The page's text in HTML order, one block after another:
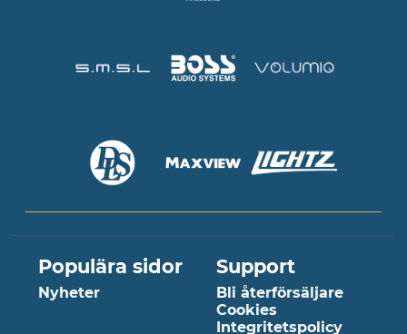
Populära sidor
Nyheter
Support
Bli återförsäljare
Cookies
Integritetspolicy